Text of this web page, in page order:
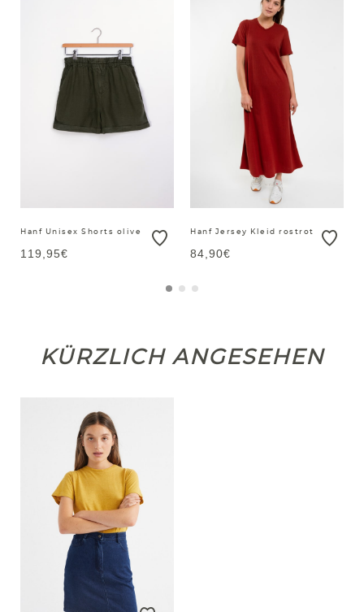
Hanf Unisex Shorts olive
119,95€
Hanf Jersey Kleid rostrot
84,90€
KÜRZLICH ANGESEHEN